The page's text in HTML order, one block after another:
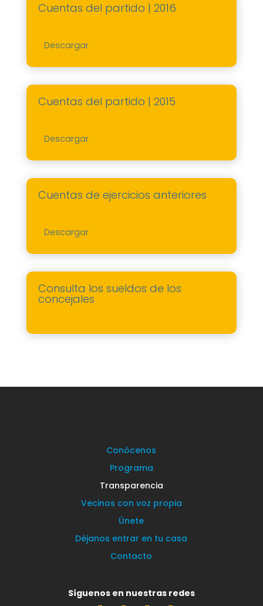
Cuentas del partido | 2016
Descargar
Cuentas del partido | 2015
Descargar
Cuentas de ejercicios anteriores
Descargar
Consulta los sueldos de los
concejales
Conócenos
Programa
Transparencia
Vecinos con voz propia
Únete
Déjanos entrar en tu casa
Contacto
Síguenos en nuestras redes